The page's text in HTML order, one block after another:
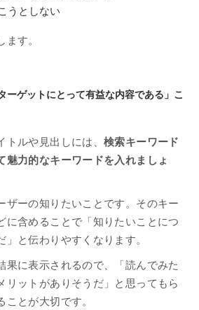
うとしない
ます。
ーゲットにとって有益な内容である」こ
トルや見出しには、検索キーワード
魅力的なキーワードを入れましょ
ザーの知りたいことです。そのキー
に含めることで「知りたいことにつ
」と伝わりやすくなります。
果に表示されるので、「読んでみた
リットがありそうだ」と思ってもら
ことが大切です。